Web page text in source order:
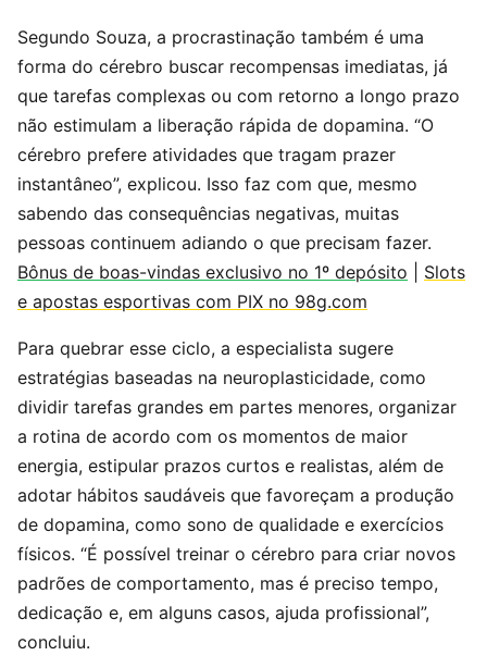
Segundo Souza, a procrastinação também é uma
forma do cérebro buscar recompensas imediatas, já
que tarefas complexas ou com retorno a longo prazo
não estimulam a liberação rápida de dopamina. “O
cérebro prefere atividades que tragam prazer
instantâneo”, explicou. Isso faz com que, mesmo
sabendo das consequências negativas, muitas
pessoas continuem adiando o que precisam fazer.
Bônus de boas-vindas exclusivo no 1º depósito
Slots
e apostas esportivas com PIX no 98g.com
Para quebrar esse ciclo, a especialista sugere
estratégias baseadas na neuroplasticidade, como
dividir tarefas grandes em partes menores, organizar
a rotina de acordo com os momentos de maior
energia, estipular prazos curtos e realistas, além de
adotar hábitos saudáveis que favoreçam a produção
de dopamina, como sono de qualidade e exercícios
físicos. “É possível treinar o cérebro para criar novos
padrões de comportamento, mas é preciso tempo,
dedicação e, em alguns casos, ajuda profissional”,
concluiu.